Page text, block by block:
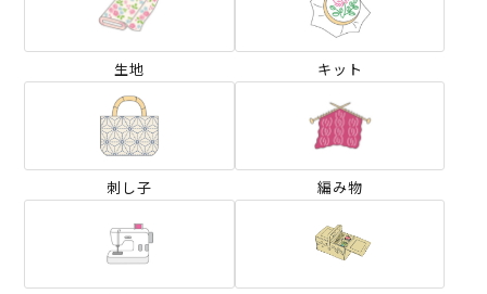
生地 キット
刺し子 編み物